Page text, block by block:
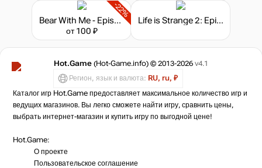
-22%
Bear With Me - Episode 3
от 100 ₽
Life is Strange 2: Episode 1
Hot.Game (Hot-Game.info) © 2013-2026 v4.1
Регион, язык и валюта: RU, ru, ₽
Каталог игр Hot.Game предоставляет максимальное количество игр и
ведущих магазинов. Вы легко сможете найти игру, сравнить цены,
выбрать интернет-магазин и купить игру по выгодной цене!
Hot.Game:
О проекте
Пользовательское соглашение